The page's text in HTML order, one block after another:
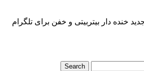
خنده دار بیتربیتی و خفن برای تلگرام